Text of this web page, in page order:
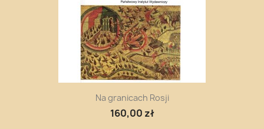
Na granicach Rosji
160,00 zł